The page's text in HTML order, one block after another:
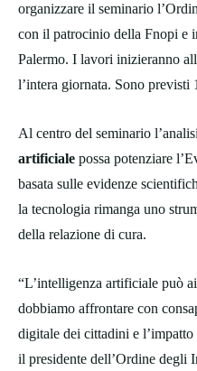
organizzare il seminario
con il patrocinio della Fnopi e
Palermo. I lavori inizieranno
l’intera giornata. Sono
Al centro del seminario
artificiale possa potenziare
basata sulle evidenze
la tecnologia rimanga uno
della relazione di cura.
“L’intelligenza artificiale può
dobbiamo affrontare con
digitale dei cittadini e l’impatto
il presidente dell’Ordine degli